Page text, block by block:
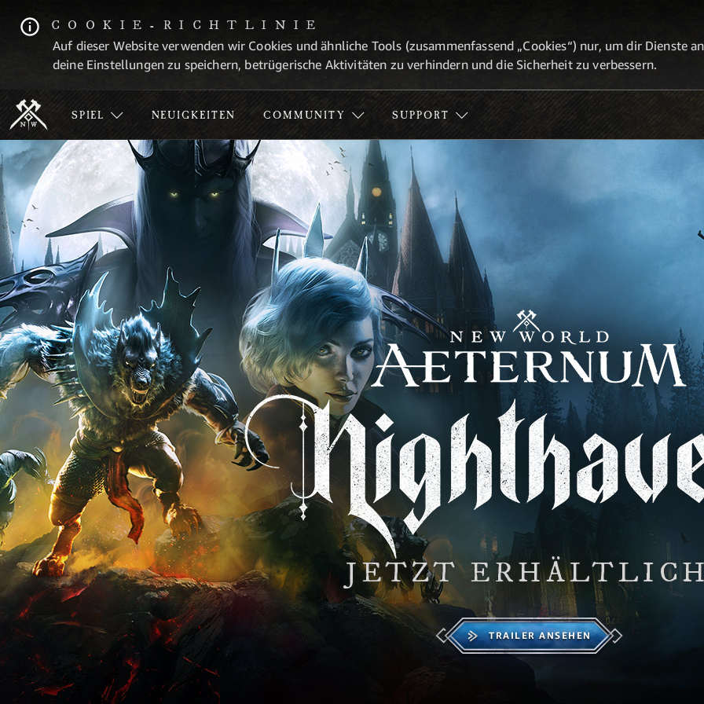
COOKIE-RICHTLINIE
Auf dieser Website verwenden wir Cookies und ähnliche Tools (zusammenfassend „Cookies“) nur, um dir Dienste
deine Einstellungen zu speichern, betrügerische Aktivitäten zu verhindern und die Sicherheit zu verbessern.
SPIEL NEUIGKEITEN COMMUNITY SUPPORT
JETZT
TRAILER ANSEHEN